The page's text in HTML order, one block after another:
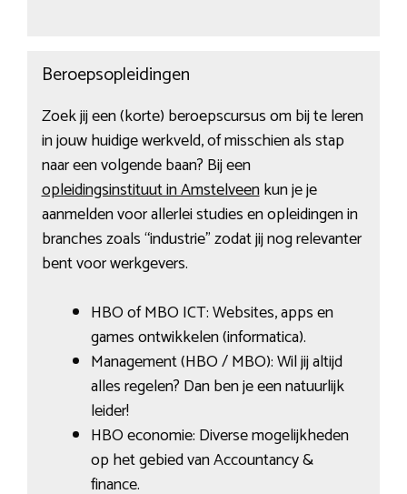
Beroepsopleidingen
Zoek jij een (korte) beroepscursus om bij te leren
in jouw huidige werkveld, of misschien als stap
naar een volgende baan? Bij een
opleidingsinstituut in Amstelveenkun je je
aanmelden voor allerlei studies en opleidingen in
branches zoals “industrie” zodat jij nog relevanter
bent voor werkgevers.
HBO of MBO ICT: Websites, apps en
games ontwikkelen (informatica).
Management (HBO / MBO): Wil jij altijd
alles regelen? Dan ben je een natuurlijk
leider!
HBO economie: Diverse mogelijkheden
op het gebied van Accountancy &
finance.